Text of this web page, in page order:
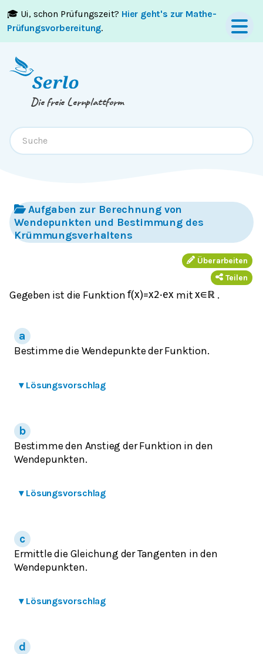
🎓 Ui, schon Prüfungszeit? Hier geht's zur Mathe-
Prüfungsvorbereitung.
Springe zumInhaltoderFooter
Die freie Lernplattform
Aufgaben zur Berechnung von
Wendepunkten und Bestimmung des
Krümmungsverhaltens
Überarbeiten
Teilen
Gegeben ist die Funktionf(x)=x2⋅ex mitx∈ ℝ .
Bestimme die Wendepunkte der Funktion.
▾ Lösungsvorschlag
Bestimme den Anstieg der Funktion in den
Wendepunkten.
▾ Lösungsvorschlag
Ermittle die Gleichung der Tangenten in den
Wendepunkten.
▾ Lösungsvorschlag